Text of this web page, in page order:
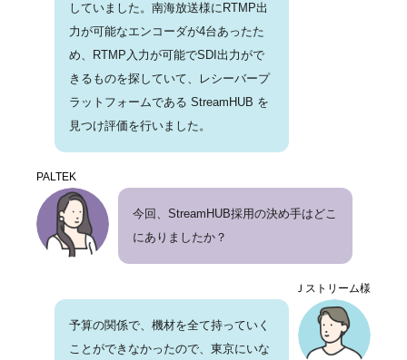
していました。南海放送様にRTMP出
力が可能なエンコーダが4台あったた
め、RTMP入力が可能でSDI出力がで
きるものを探していて、レシーバープ
ラットフォームである StreamHUB を
見つけ評価を行いました。
PALTEK
今回、StreamHUB採用の決め手はどこ
にありましたか？
Ｊストリーム様
予算の関係で、機材を全て持っていく
ことができなかったので、東京にいな